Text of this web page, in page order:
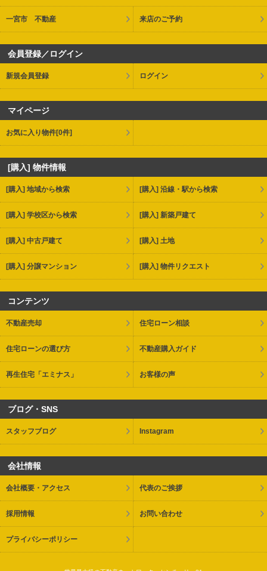
一宮市 不動産 来店のご予約
会員登録／ログイン
新規会員登録 ログイン
マイページ
お気に入り物件[0件]
[購入] 物件情報
[購入] 地域から検索 [購入] 沿線・駅から検索
[購入] 学校区から検索 [購入] 新築戸建て
[購入] 中古戸建て [購入] 土地
[購入] 分譲マンション [購入] 物件リクエスト
コンテンツ
不動産売却 住宅ローン相談
住宅ローンの選び方 不動産購入ガイド
再生住宅「エミナス」 お客様の声
ブログ・SNS
スタッフブログ Instagram
会社情報
会社概要・アクセス 代表のご挨拶
採用情報 お問い合わせ
プライバシーポリシー